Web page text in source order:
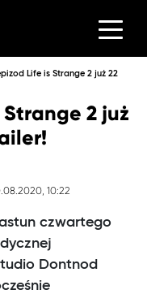
Life is Strange 2 już 22
2 już
10:22
czwartego
Dontnod